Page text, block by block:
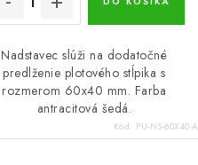
Nadstavec slúži na dodatočné
predlženie plotového stĺpika s
rozmerom 60x40 mm. Farba
antracitová šedá.
Kód: PU-NS-60X40-A